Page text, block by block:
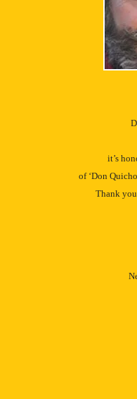
it’s
of ‘Don
Thank